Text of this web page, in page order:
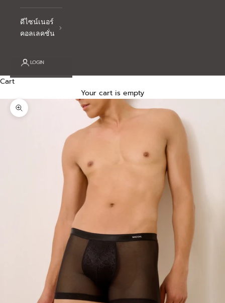
ดีไซน์เนอร์
คอลเลคชั่น
LOGIN
Cart
Your cart is empty
Zoom picture